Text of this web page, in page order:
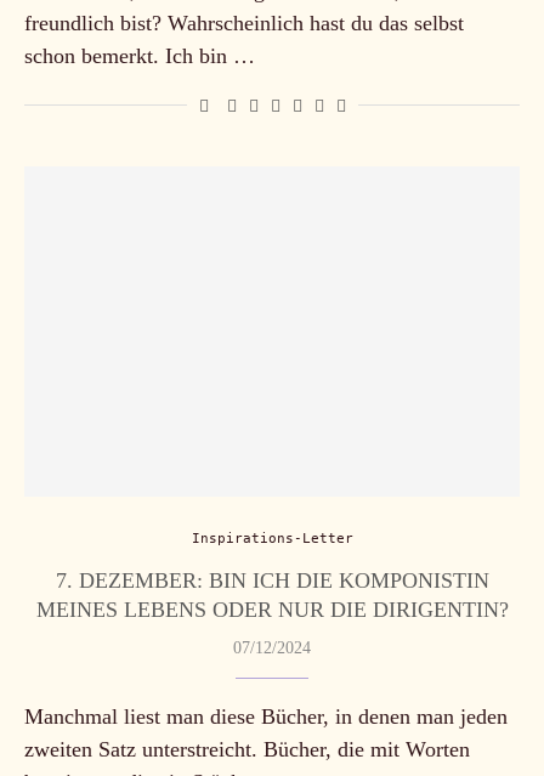
freundlich bist? Wahrscheinlich hast du das selbst
schon bemerkt. Ich bin …
Inspirations-Letter
7. DEZEMBER: BIN ICH DIE KOMPONISTIN
MEINES LEBENS ODER NUR DIE DIRIGENTIN?
07/12/2024
Manchmal liest man diese Bücher, in denen man jeden
zweiten Satz unterstreicht. Bücher, die mit Worten